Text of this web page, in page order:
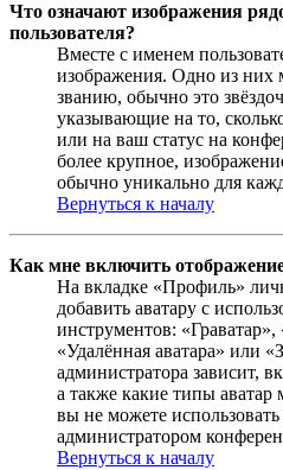
Что означают изображения
пользователя?
Вместе с именем
изображения. Одно из них
званию, обычно это
указывающие на то,
или на ваш статус на
более крупное,
обычно уникально для
Вернуться к началу
Как мне включить
На вкладке «Профиль»
добавить аватару с
инструментов: «Граватар»,
«Удалённая аватара» или
администратора зависит,
а также какие типы
вы не можете
администратором
Вернуться к началу